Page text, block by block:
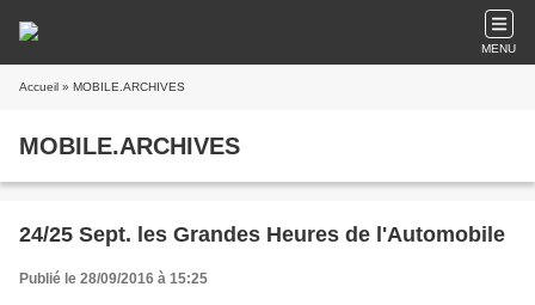
MENU
Accueil » MOBILE.ARCHIVES
MOBILE.ARCHIVES
24/25 Sept. les Grandes Heures de l'Automobile
Publié le 28/09/2016 à 15:25